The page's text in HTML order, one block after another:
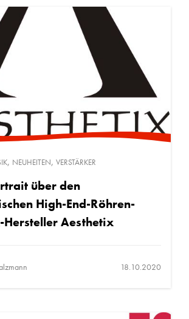
, NEUHEITEN, VERSTÄRKER
über den
High-End-Röhren-
Hersteller Aesthetix
18.10.2020